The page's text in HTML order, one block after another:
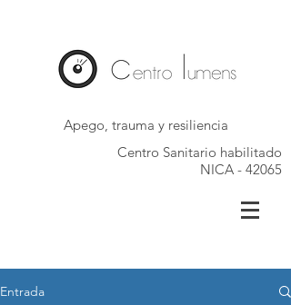
Apego, trauma y resiliencia
Centro Sanitario habilitado
NICA - 42065
Entrada